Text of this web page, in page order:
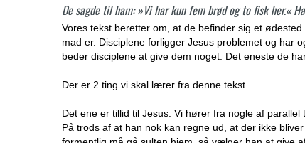
De sagde til ham: »Vi har kun fem brød og to fisk her.«
Vores tekst beretter om, at de befinder sig et
mad er. Disciplene forligger Jesus problemet og har
beder disciplene at give dem noget. Det eneste de
Der er 2 ting vi skal lærer fra denne tekst.
Det ene er tillid til Jesus. Vi hører fra nogle af
På trods af at han nok kan regne ud, at der ikke